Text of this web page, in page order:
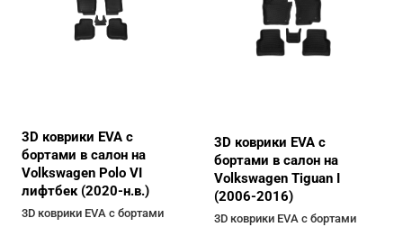
3D коврики EVA с
бортами в салон на
Volkswagen Polo VI
лифтбек (2020-н.в.)
3D коврики EVA с бортами
3D коврики EVA с
бортами в салон на
Volkswagen Tiguan I
(2006-2016)
3D коврики EVA с бортами